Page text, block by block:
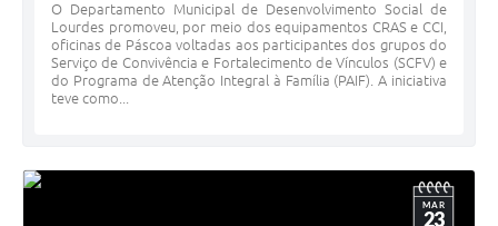
O Departamento Municipal de Desenvolvimento Social de
Lourdes promoveu, por meio dos equipamentos CRAS e CCI,
oficinas de Páscoa voltadas aos participantes dos grupos do
Serviço de Convivência e Fortalecimento de Vínculos (SCFV) e
do Programa de Atenção Integral à Família (PAIF). A iniciativa
teve como...
MAR
23